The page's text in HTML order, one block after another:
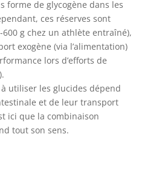
forme de glycogène dans les
ces réserves sont
g chez un athlète entraîné),
exogène (via l’alimentation)
lors d’efforts de
utiliser les glucides dépend
et de leur transport
ici que la combinaison
tout son sens.